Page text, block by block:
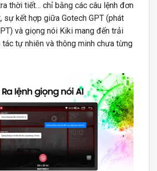
thời tiết… chỉ bằng các câu lệnh đơn
sự kết hợp giữa Gotech GPT (phát
và giọng nói Kiki mang đến trải
tự nhiên và thông minh chưa từng